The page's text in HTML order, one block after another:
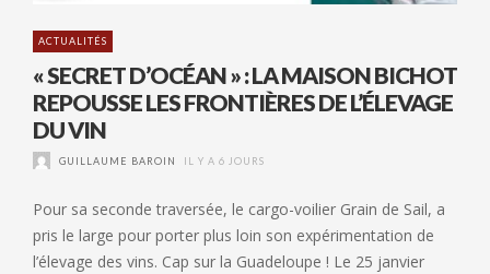
ACTUALITÉS
« SECRET D’OCÉAN » : LA MAISON BICHOT
REPOUSSE LES FRONTIÈRES DE L’ÉLEVAGE
DU VIN
GUILLAUME BAROIN IL Y A 6 JOURS
Pour sa seconde traversée, le cargo-voilier Grain de Sail, a
pris le large pour porter plus loin son expérimentation de
l’élevage des vins. Cap sur la Guadeloupe ! Le 25 janvier